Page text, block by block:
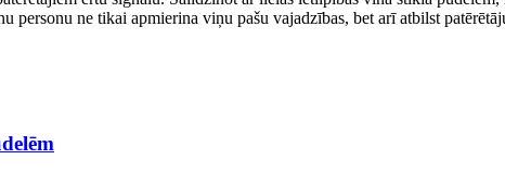
personu ne tikai apmierina viņu pašu vajadzības, bet arī atbilst